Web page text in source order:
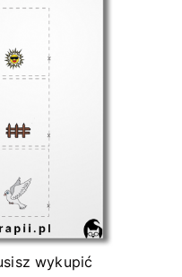
wykupić